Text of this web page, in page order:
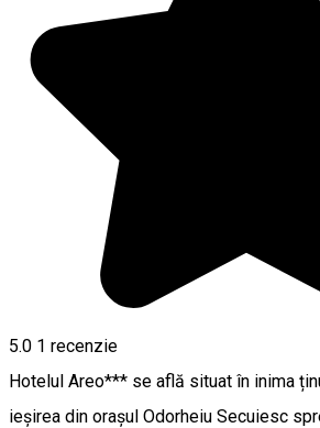
5.0 1 recenzie
Hotelul Areo*** se află situat în inima
ieșirea din orașul Odorheiu Secuiesc